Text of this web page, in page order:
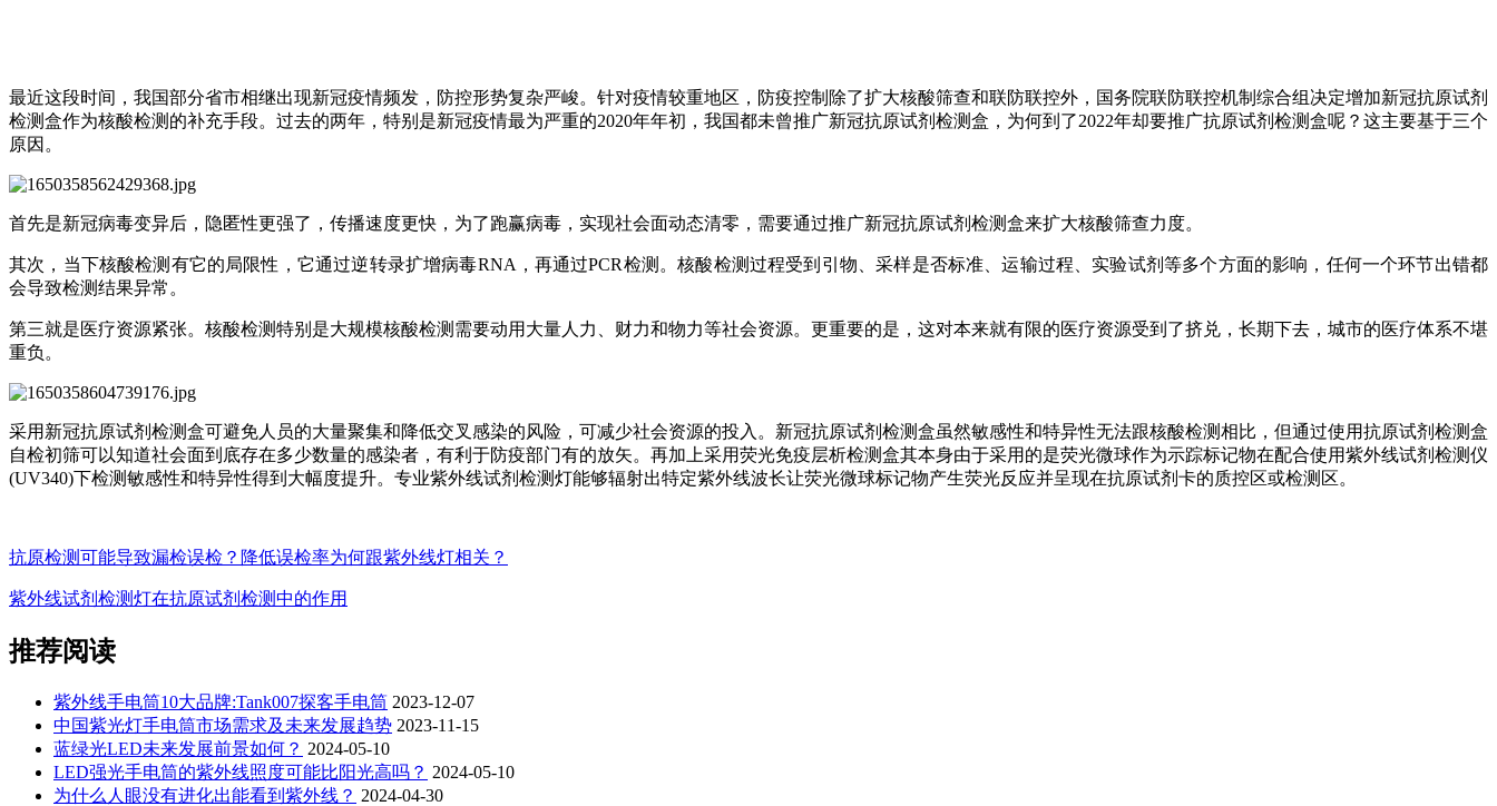
最近这段时间，我国部分省市相继出现新冠疫情频发，防控形势复杂严峻。针对疫情较重地区，防疫控制除了扩大核酸筛查和联防联控外，国务院联防联控机制综合组决定增加新冠抗原试剂
检测盒作为核酸检测的补充手段。过去的两年，特别是新冠疫情最为严重的2020年年初，我国都未曾推广新冠抗原试剂检测盒，为何到了2022年却要推广抗原试剂检测盒呢？这主要基于三个
原因。
首先是新冠病毒变异后，隐匿性更强了，传播速度更快，为了跑赢病毒，实现社会面动态清零，需要通过推广新冠抗原试剂检测盒来扩大核酸筛查力度。
其次，当下核酸检测有它的局限性，它通过逆转录扩增病毒RNA，再通过PCR检测。核酸检测过程受到引物、采样是否标准、运输过程、实验试剂等多个方面的影响，任何一个环节出错都
会导致检测结果异常。
第三就是医疗资源紧张。核酸检测特别是大规模核酸检测需要动用大量人力、财力和物力等社会资源。更重要的是，这对本来就有限的医疗资源受到了挤兑，长期下去，城市的医疗体系不堪
重负。
采用新冠抗原试剂检测盒可避免人员的大量聚集和降低交叉感染的风险，可减少社会资源的投入。新冠抗原试剂检测盒虽然敏感性和特异性无法跟核酸检测相比，但通过使用抗原试剂检测盒
自检初筛可以知道社会面到底存在多少数量的感染者，有利于防疫部门有的放矢。再加上采用荧光免疫层析检测盒其本身由于采用的是荧光微球作为示踪标记物在配合使用紫外线试剂检测仪
(UV340)下检测敏感性和特异性得到大幅度提升。专业紫外线试剂检测灯能够辐射出特定紫外线波长让荧光微球标记物产生荧光反应并呈现在抗原试剂卡的质控区或检测区。
抗原检测可能导致漏检误检？降低误检率为何跟紫外线灯相关？
紫外线试剂检测灯在抗原试剂检测中的作用
推荐阅读
紫外线手电筒10大品牌:Tank007探客手电筒 2023-12-07
中国紫光灯手电筒市场需求及未来发展趋势 2023-11-15
蓝绿光LED未来发展前景如何？ 2024-05-10
LED强光手电筒的紫外线照度可能比阳光高吗？ 2024-05-10
为什么人眼没有进化出能看到紫外线？ 2024-04-30